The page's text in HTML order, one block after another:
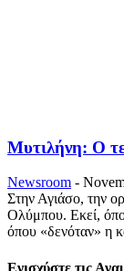
Μυτιλήνη: Ο
Newsroom -
Στην Αγιάσο, την
Ολύμπου. Εκεί,
όπου «δενόταν» η
Ενισχύστε τις